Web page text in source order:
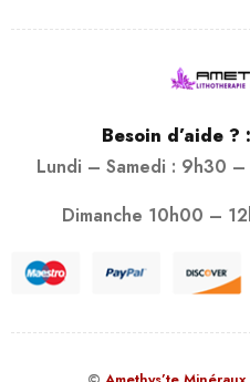
Besoin d’aide ? :
Lundi – Samedi : 9h30
Dimanche 10h00 –